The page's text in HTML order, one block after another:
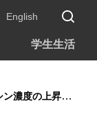
学生生活
English
動変化を確認―